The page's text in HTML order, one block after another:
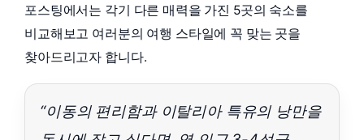
포스팅에서는 각기 다른 매력을 가진 5곳의 숙소를
비교해보고 여러분의 여행 스타일에 꼭 맞는 곳을
찾아드리고자 합니다.
“이동의 편리함과 이탈리아 특유의 낭만을